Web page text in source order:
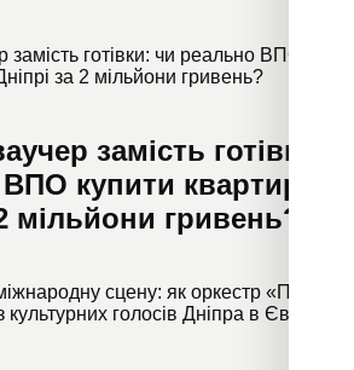
замість готівки:
купити квартиру
мільйони гривень?